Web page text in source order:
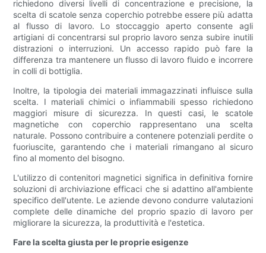
richiedono diversi livelli di concentrazione e precisione, la
scelta di scatole senza coperchio potrebbe essere più adatta
al flusso di lavoro. Lo stoccaggio aperto consente agli
artigiani di concentrarsi sul proprio lavoro senza subire inutili
distrazioni o interruzioni. Un accesso rapido può fare la
differenza tra mantenere un flusso di lavoro fluido e incorrere
in colli di bottiglia.
Inoltre, la tipologia dei materiali immagazzinati influisce sulla
scelta. I materiali chimici o infiammabili spesso richiedono
maggiori misure di sicurezza. In questi casi, le scatole
magnetiche con coperchio rappresentano una scelta
naturale. Possono contribuire a contenere potenziali perdite o
fuoriuscite, garantendo che i materiali rimangano al sicuro
fino al momento del bisogno.
L'utilizzo di contenitori magnetici significa in definitiva fornire
soluzioni di archiviazione efficaci che si adattino all'ambiente
specifico dell'utente. Le aziende devono condurre valutazioni
complete delle dinamiche del proprio spazio di lavoro per
migliorare la sicurezza, la produttività e l'estetica.
Fare la scelta giusta per le proprie esigenze